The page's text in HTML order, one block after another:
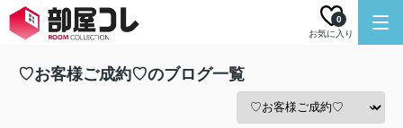
お気に入り
0
♡お客様ご成約♡のブログ一覧